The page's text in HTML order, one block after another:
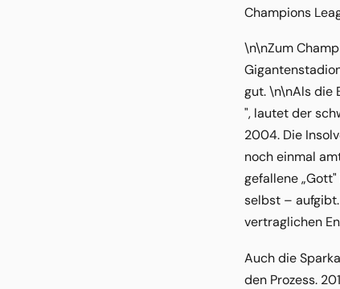
Champions
\n\nZum
gut. \n\nAls die
", lautet der
2004. Die
noch einmal
gefallene
selbst –
vertraglichen
Auch die
den Prozess.